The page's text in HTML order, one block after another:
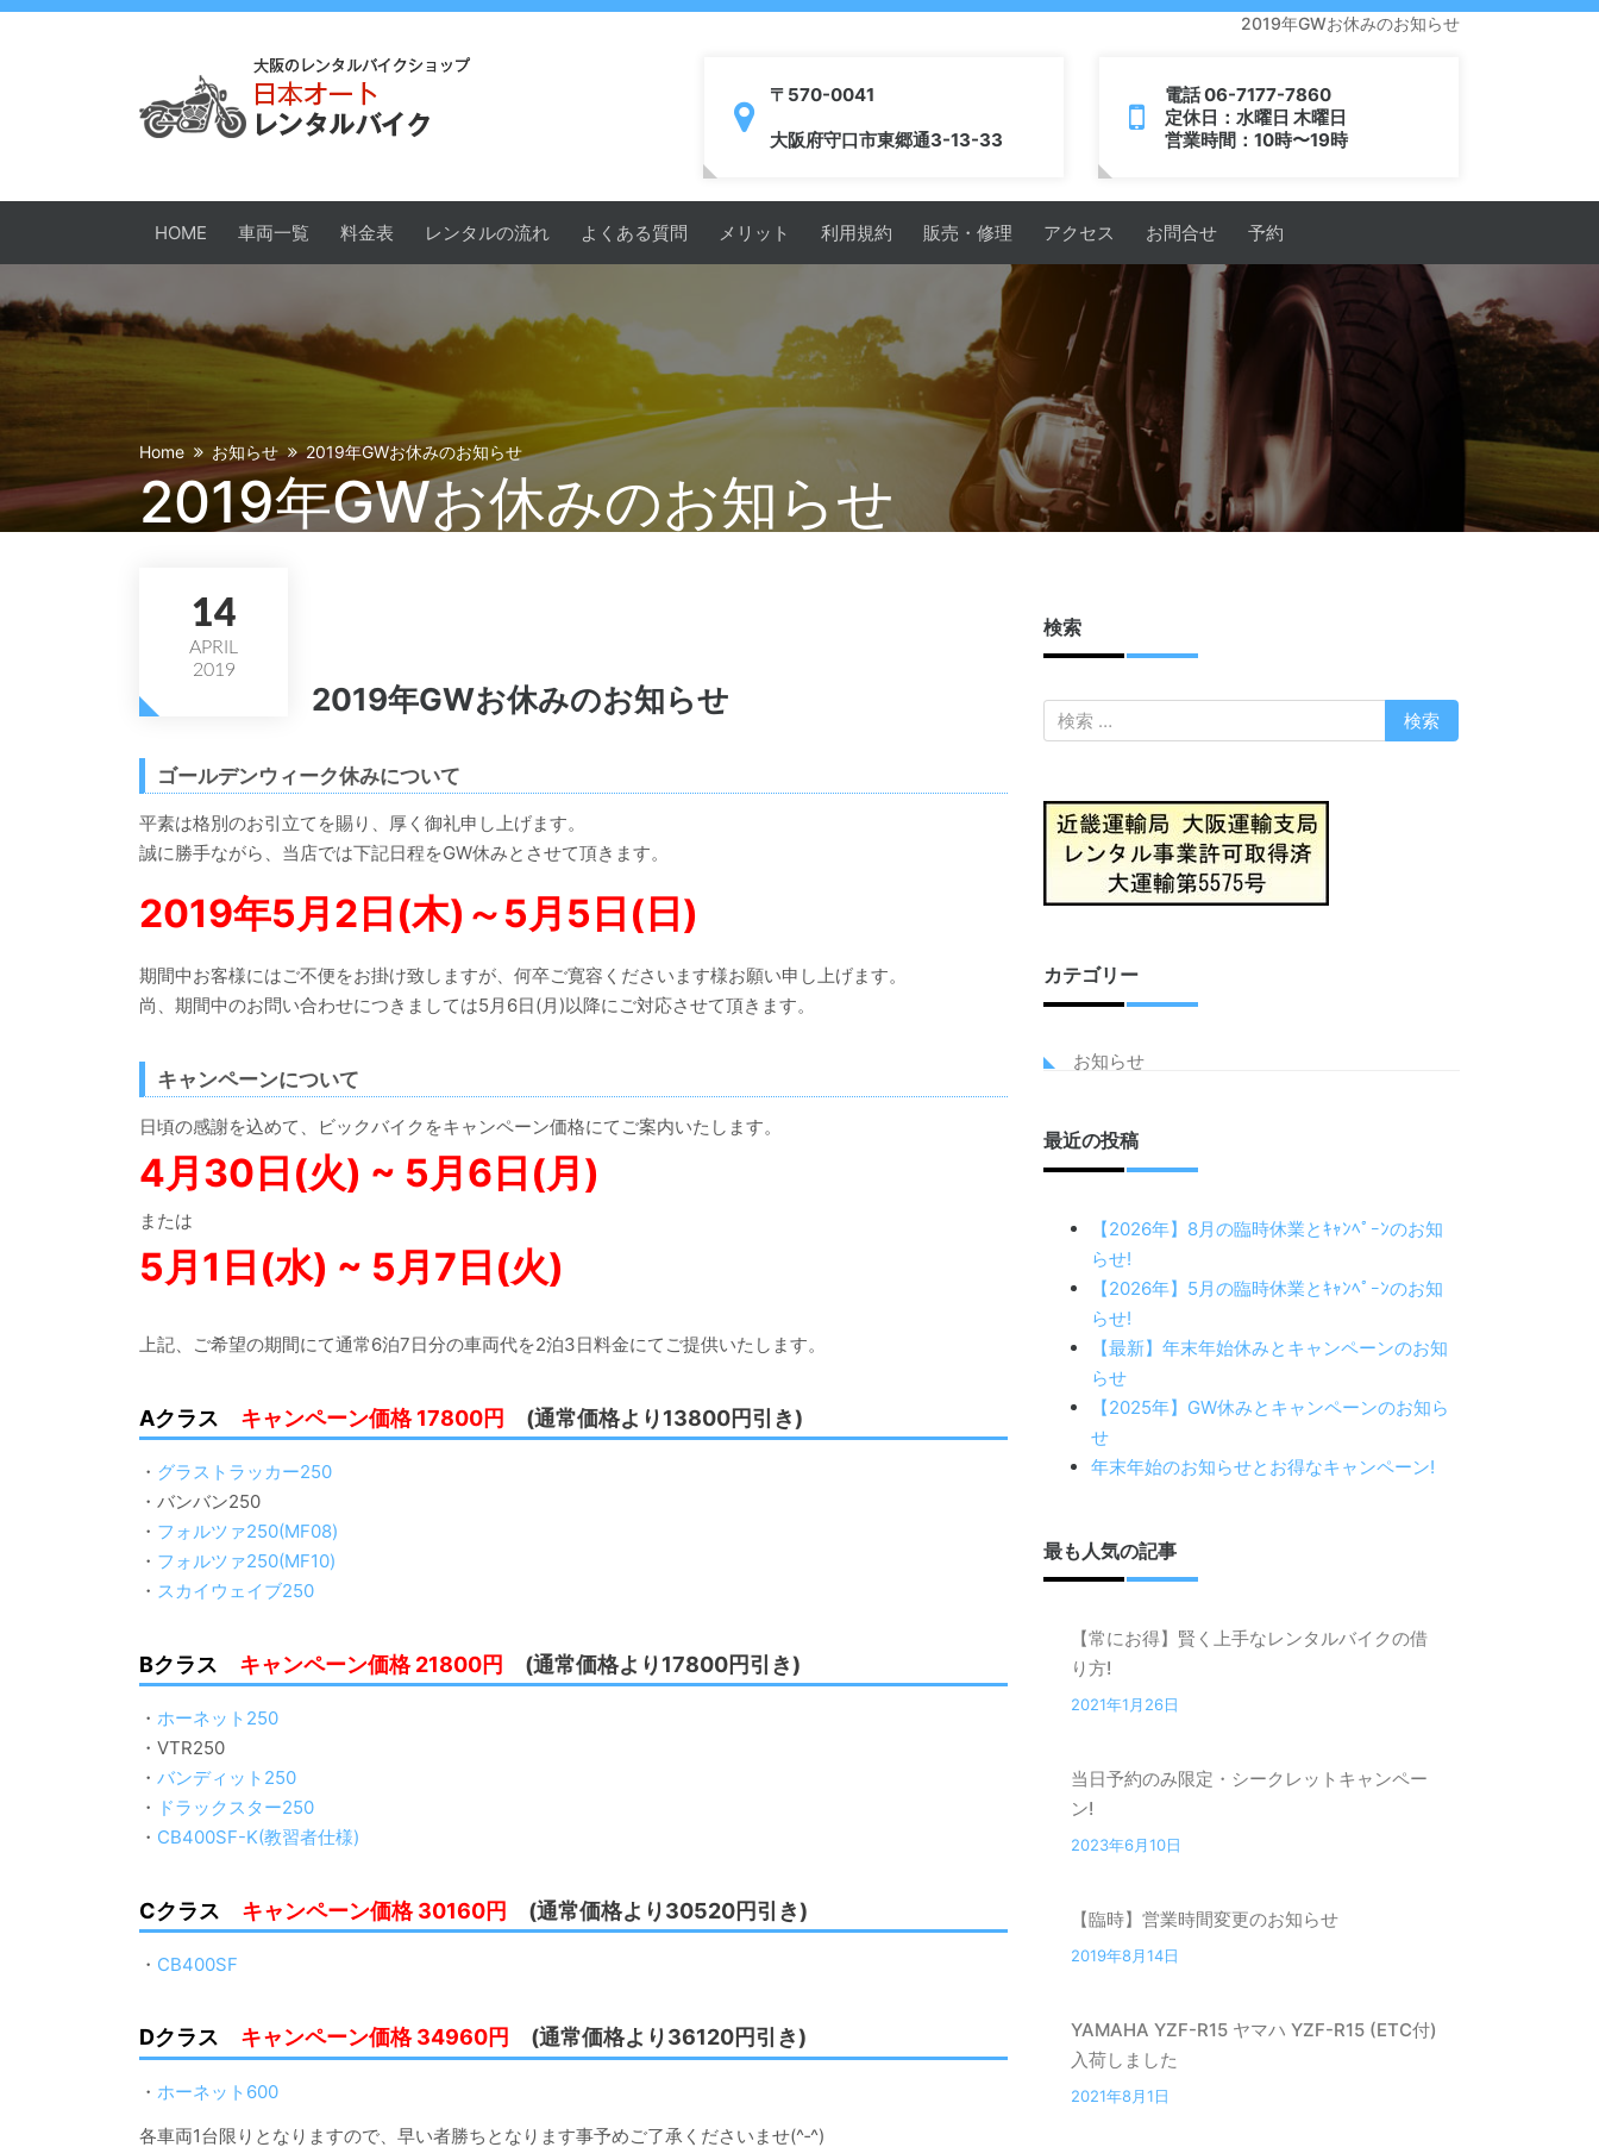
2019年GWお休みのお知らせ
〒570-0041
大阪府守口市東郷通3-13-33
電話 06-7177-7860
定休日：水曜日 木曜日
営業時間：10時〜19時
HOME 車両一覧 料金表 レンタルの流れ よくある質問 メリット 利用規約 販売・修理 アクセス お問合せ 予約
Home お知らせ 2019年GWお休みのお知らせ
2019年GWお休みのお知らせ
14
APRIL
2019
2019年GWお休みのお知らせ
ゴールデンウィーク休みについて
平素は格別のお引立てを賜り、厚く御礼申し上げます。
誠に勝手ながら、当店では下記日程をGW休みとさせて頂きます。
2019年5月2日(木)～5月5日(日)
期間中お客様にはご不便をお掛け致しますが、何卒ご寛容くださいます様お願い申し上げます。
尚、期間中のお問い合わせにつきましては5月6日(月)以降にご対応させて頂きます。
キャンペーンについて
日頃の感謝を込めて、ビックバイクをキャンペーン価格にてご案内いたします。
4月30日(火) ~ 5月6日(月)
または
5月1日(水) ~ 5月7日(火)
上記、ご希望の期間にて通常6泊7日分の車両代を2泊3日料金にてご提供いたします。
Aクラス キャンペーン価格 17800円 (通常価格より13800円引き)
・ グラストラッカー250
・バンバン250
・ フォルツァ250(MF08)
・ フォルツァ250(MF10)
・ スカイウェイブ250
Bクラス キャンペーン価格 21800円 (通常価格より17800円引き)
・ ホーネット250
・VTR250
・ バンディット250
・ ドラックスター250
・ CB400SF-K(教習者仕様)
Cクラス キャンペーン価格 30160円 (通常価格より30520円引き)
・ CB400SF
Dクラス キャンペーン価格 34960円 (通常価格より36120円引き)
・ ホーネット600
各車両1台限りとなりますので、早い者勝ちとなります事予めご了承くださいませ(^‐^)
検索
カテゴリー
お知らせ
最近の投稿
【2026年】8月の臨時休業とｷｬﾝﾍﾟｰﾝのお知
らせ!
【2026年】5月の臨時休業とｷｬﾝﾍﾟｰﾝのお知
らせ!
【最新】年末年始休みとキャンペーンのお知
らせ
【2025年】GW休みとキャンペーンのお知ら
せ
年末年始のお知らせとお得なキャンペーン!
最も人気の記事
【常にお得】賢く上手なレンタルバイクの借
り方!
2021年1月26日
当日予約のみ限定・シークレットキャンペー
ン!
2023年6月10日
【臨時】営業時間変更のお知らせ
2019年8月14日
YAMAHA YZF-R15 ヤマハ YZF-R15 (ETC付)
入荷しました
2021年8月1日